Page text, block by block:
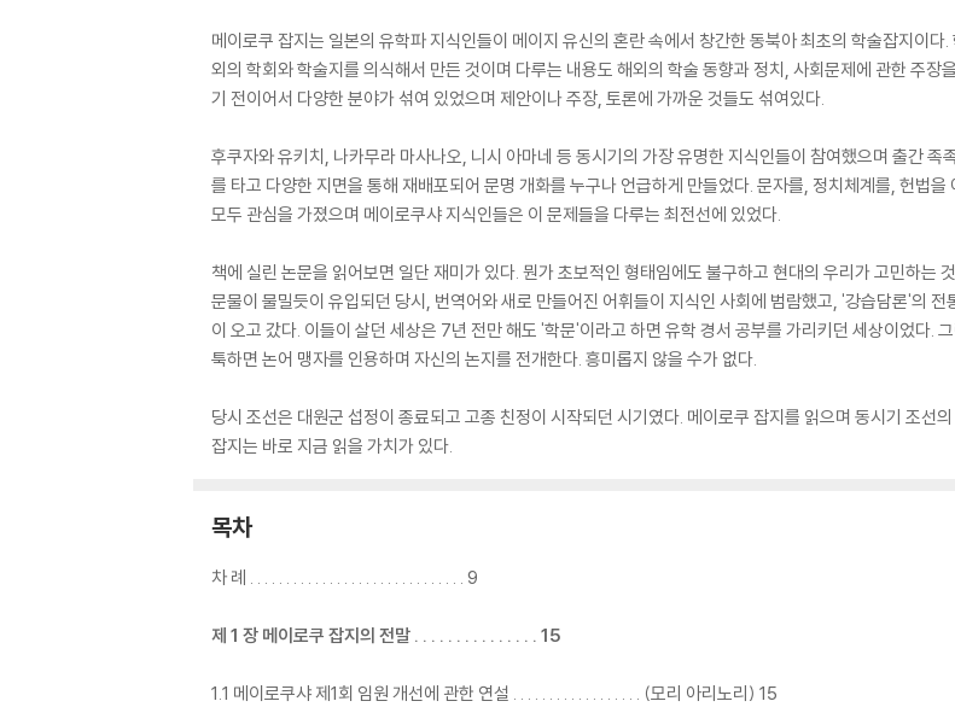
메이로쿠 잡지는 일본의 유학파 지식인들이 메이지 유신의 혼란 속에서 창간한 동북아 최초의 학술잡지이
외의 학회와 학술지를 의식해서 만든 것이며 다루는 내용도 해외의 학술 동향과 정치, 사회문제에 관한 주
기 전이어서 다양한 분야가 섞여 있었으며 제안이나 주장, 토론에 가까운 것들도 섞여있다.
후쿠자와 유키치, 나카무라 마사나오, 니시 아마네 등 동시기의 가장 유명한 지식인들이 참여했으며 출간
를 타고 다양한 지면을 통해 재배포되어 문명 개화를 누구나 언급하게 만들었다. 문자를, 정치체계를, 헌법
모두 관심을 가졌으며 메이로쿠샤 지식인들은 이 문제들을 다루는 최전선에 있었다.
책에 실린 논문을 읽어보면 일단 재미가 있다. 뭔가 초보적인 형태임에도 불구하고 현대의 우리가 고민하는
문물이 물밀듯이 유입되던 당시, 번역어와 새로 만들어진 어휘들이 지식인 사회에 범람했고, '강습담론'의
이 오고 갔다. 이들이 살던 세상은 7년 전만 해도 '학문'이라고 하면 유학 경서 공부를 가리키던 세상이었다.
툭하면 논어 맹자를 인용하며 자신의 논지를 전개한다. 흥미롭지 않을 수가 없다.
당시 조선은 대원군 섭정이 종료되고 고종 친정이 시작되던 시기였다. 메이로쿠 잡지를 읽으며 동시기 조선
잡지는 바로 지금 읽을 가치가 있다.
목차
차 례 . . . . . . . . . . . . . . . . . . . . . . . . . . . . . . 9
제 1 장 메이로쿠 잡지의 전말 . . . . . . . . . . . . . . . 15
1.1 메이로쿠샤 제1회 임원 개선에 관한 연설 . . . . . . . . . . . . . . . . . . (모리 아리노리) 15